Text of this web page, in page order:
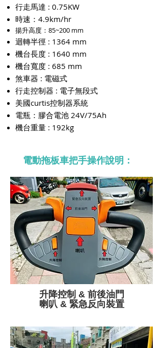
行走馬達 : 0.75KW
​​時速：4.9km/hr
​​揚升高度：85~200 mm
迴轉半徑 : 1364 mm
機台長度 : 1640 mm
機台寬度 : 685 mm
煞車器 : 電磁式
行走控制器 : 電子無段式
美國curtis控制器系統
電瓶：膠合電池 24V/75Ah
機台重量 : 192kg
電動拖板車把手操作說明：
升降控制 & 前後油門
​喇叭 & 緊急反向裝置